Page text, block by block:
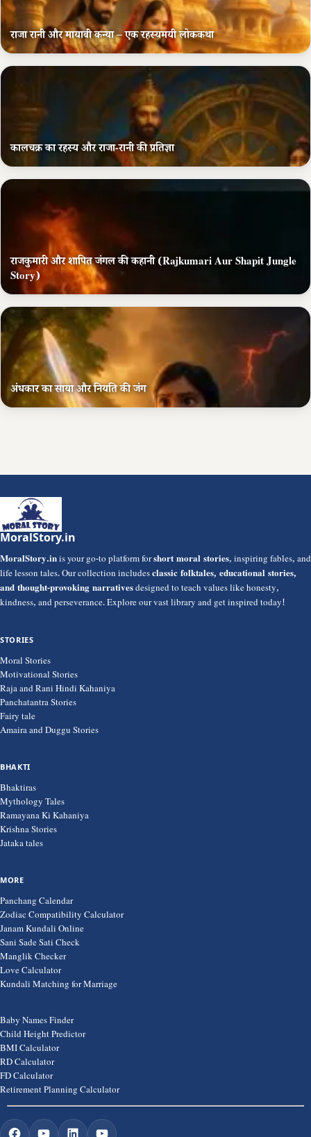
राजा रानी और मायावी कन्या – एक रहस्यमयी लोककथा
कालचक्र का रहस्य और राजा-रानी की प्रतिज्ञा
राजकुमारी और शापित जंगल की कहानी (Rajkumari Aur Shapit Jungle
Story)
अंधकार का साया और नियति की जंग
MoralStory.in
MoralStory.inis your go-to platform forshort moral stories, inspiring fables, and
life lesson tales. Our collection includesclassic folktales, educational stories,
and thought-provoking narrativesdesigned to teach values like honesty,
kindness, and perseverance. Explore our vast library and get inspired today!
STORIES
Moral Stories
Motivational Stories
Raja and Rani Hindi Kahaniya
Panchatantra Stories
Fairy tale
Amaira and Duggu Stories
BHAKTI
Bhaktiras
Mythology Tales
Ramayana Ki Kahaniya
Krishna Stories
Jataka tales
MORE
Panchang Calendar
Zodiac Compatibility Calculator
Janam Kundali Online
Sani Sade Sati Check
Manglik Checker
Love Calculator
Kundali Matching for Marriage
Baby Names Finder
Child Height Predictor
BMI Calculator
RD Calculator
FD Calculator
Retirement Planning Calculator